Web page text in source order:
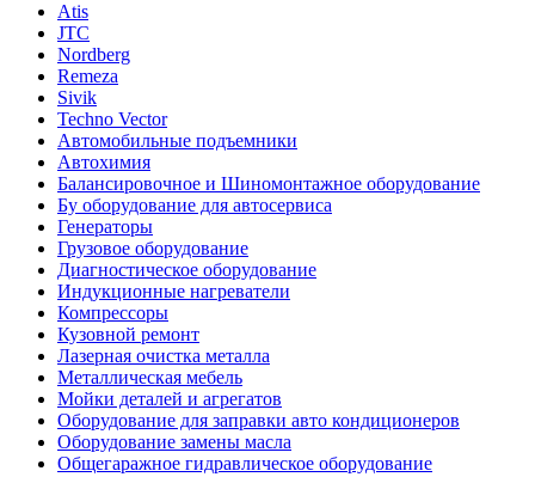
Atis
JTC
Nordberg
Remeza
Sivik
Techno Vector
Автомобильные подъемники
Автохимия
Балансировочное и Шиномонтажное оборудование
Бу оборудование для автосервиса
Генераторы
Грузовое оборудование
Диагностическое оборудование
Индукционные нагреватели
Компрессоры
Кузовной ремонт
Лазерная очистка металла
Металлическая мебель
Мойки деталей и агрегатов
Оборудование для заправки авто кондиционеров
Оборудование замены масла
Общегаражное гидравлическое оборудование